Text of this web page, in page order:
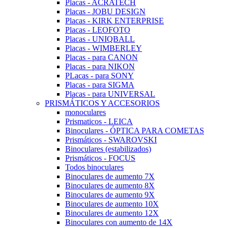
Placas - ACRATECH
Placas - JOBU DESIGN
Placas - KIRK ENTERPRISE
Placas - LEOFOTO
Placas - UNIQBALL
Placas - WIMBERLEY
Placas - para CANON
Placas - para NIKON
PLacas - para SONY
Placas - para SIGMA
Placas - para UNIVERSAL
PRISMÁTICOS Y ACCESORIOS
monoculares
Prismaticos - LEICA
Binoculares - ÓPTICA PARA COMETAS
Prismáticos - SWAROVSKI
Binoculares (estabilizados)
Prismáticos - FOCUS
Todos binoculares
Binoculares de aumento 7X
Binoculares de aumento 8X
Binoculares de aumento 9X
Binoculares de aumento 10X
Binoculares de aumento 12X
Binoculares con aumento de 14X